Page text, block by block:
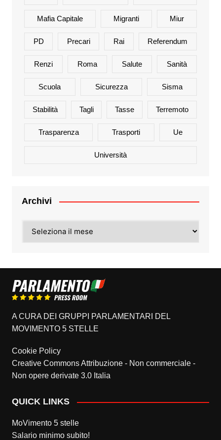
Mafia Capitale Migranti Miur
PD Precari Rai Referendum
Renzi Roma Salute Sanità
Scuola Sicurezza Sisma
Stabilità Tagli Tasse Terremoto
Trasparenza Trasporti Ue
Università
Archivi
A CURA DEI GRUPPI PARLAMENTARI DEL
MOVIMENTO 5 STELLE
Cookie Policy
Creative Commons Attribuzione - Non commerciale -
Non opere derivate 3.0 Italia
QUICK LINKS
MoVimento 5 stelle
Salario minimo subito!